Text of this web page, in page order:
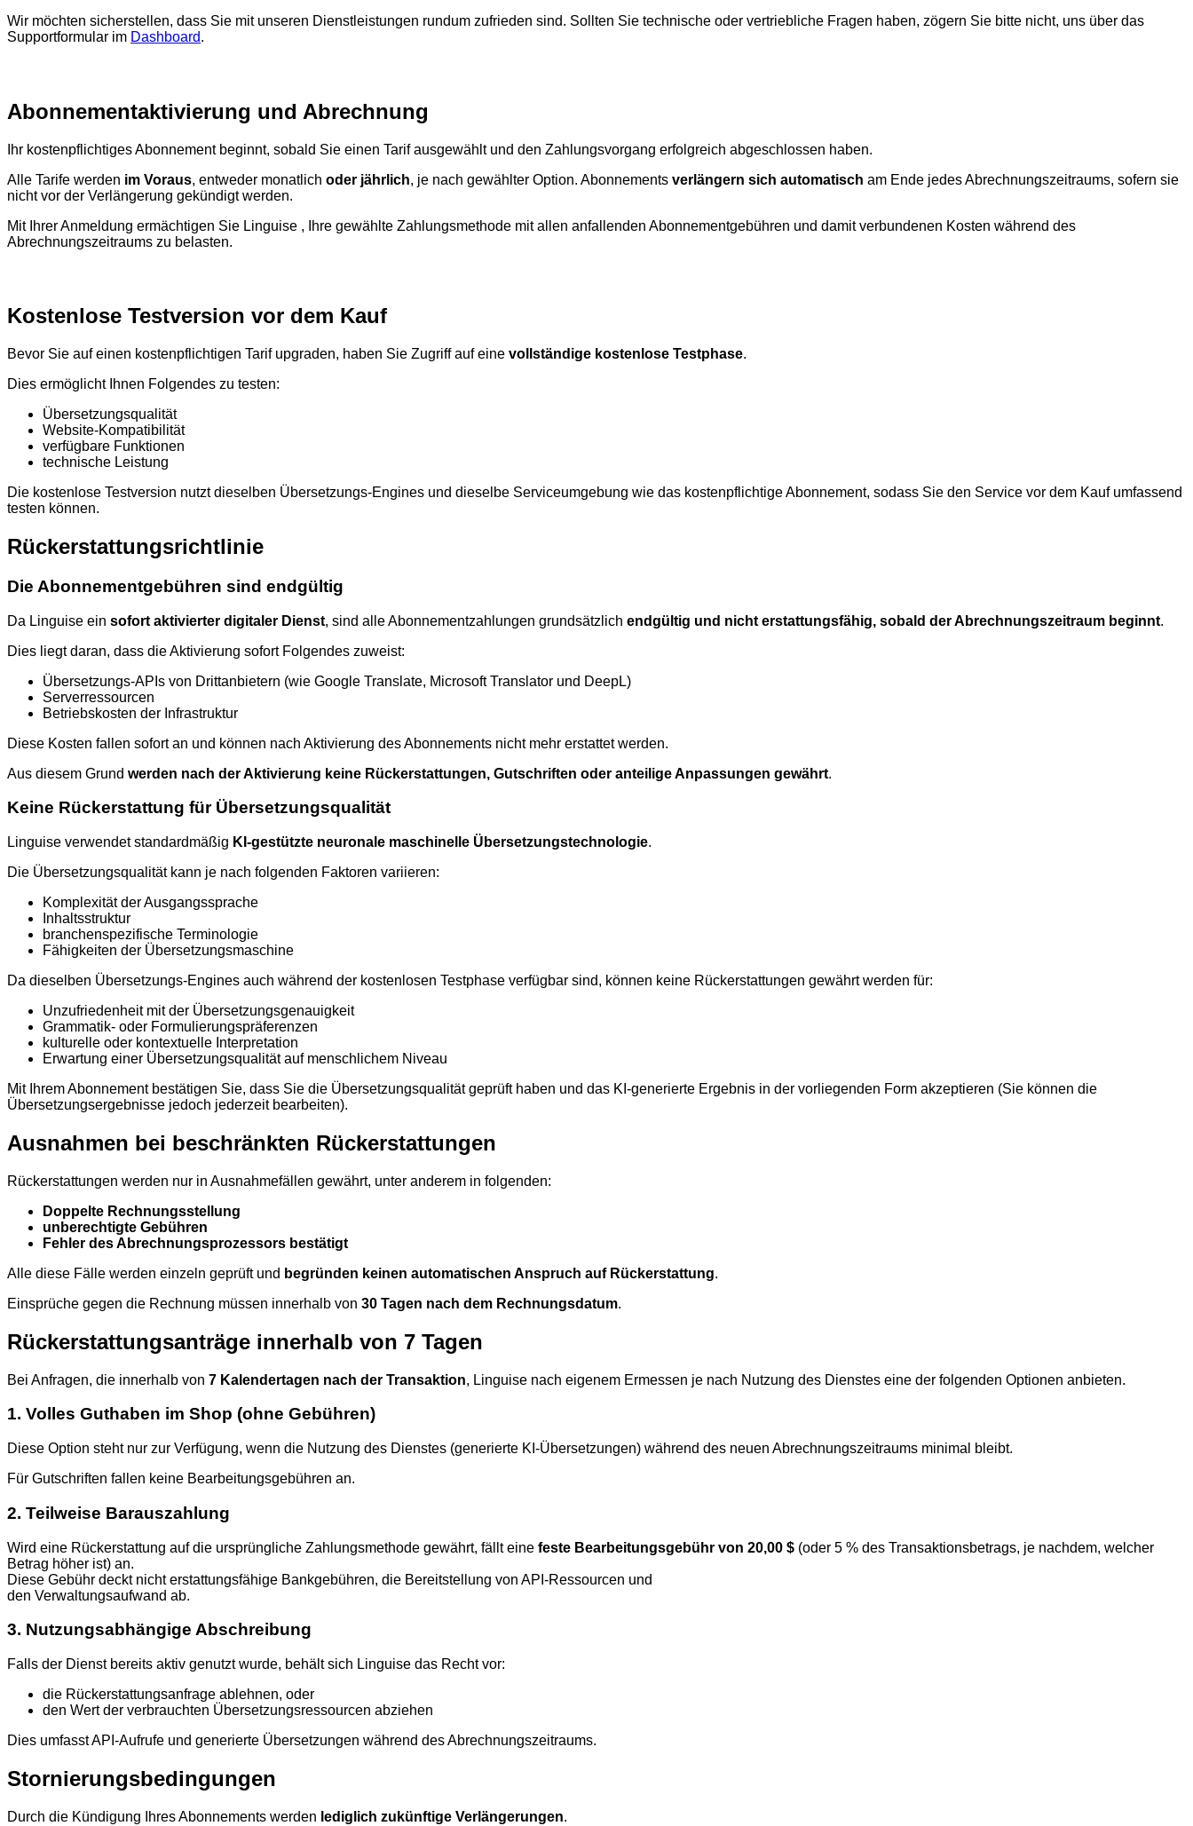
Wir möchten sicherstellen, dass Sie mit unseren Dienstleistungen rundum zufrieden sind. Sollten Sie technische oder vertriebliche Fragen haben, zögern Sie bitte nicht, uns über das
Supportformular im Dashboard.
Abonnementaktivierung und Abrechnung
Ihr kostenpflichtiges Abonnement beginnt, sobald Sie einen Tarif ausgewählt und den Zahlungsvorgang erfolgreich abgeschlossen haben.
Alle Tarife werden im Voraus, entweder monatlich oder jährlich, je nach gewählter Option. Abonnements verlängern sich automatisch am Ende jedes Abrechnungszeitraums, sofern sie
nicht vor der Verlängerung gekündigt werden.
Mit Ihrer Anmeldung ermächtigen Sie Linguise , Ihre gewählte Zahlungsmethode mit allen anfallenden Abonnementgebühren und damit verbundenen Kosten während des
Abrechnungszeitraums zu belasten.
Kostenlose Testversion vor dem Kauf
Bevor Sie auf einen kostenpflichtigen Tarif upgraden, haben Sie Zugriff auf eine vollständige kostenlose Testphase.
Dies ermöglicht Ihnen Folgendes zu testen:
Übersetzungsqualität
Website-Kompatibilität
verfügbare Funktionen
technische Leistung
Die kostenlose Testversion nutzt dieselben Übersetzungs-Engines und dieselbe Serviceumgebung wie das kostenpflichtige Abonnement, sodass Sie den Service vor dem Kauf umfassend
testen können.
Rückerstattungsrichtlinie
Die Abonnementgebühren sind endgültig
Da Linguise ein sofort aktivierter digitaler Dienst, sind alle Abonnementzahlungen grundsätzlich endgültig und nicht erstattungsfähig, sobald der Abrechnungszeitraum beginnt.
Dies liegt daran, dass die Aktivierung sofort Folgendes zuweist:
Übersetzungs-APIs von Drittanbietern (wie Google Translate, Microsoft Translator und DeepL)
Serverressourcen
Betriebskosten der Infrastruktur
Diese Kosten fallen sofort an und können nach Aktivierung des Abonnements nicht mehr erstattet werden.
Aus diesem Grund werden nach der Aktivierung keine Rückerstattungen, Gutschriften oder anteilige Anpassungen gewährt.
Keine Rückerstattung für Übersetzungsqualität
Linguise verwendet standardmäßig KI-gestützte neuronale maschinelle Übersetzungstechnologie.
Die Übersetzungsqualität kann je nach folgenden Faktoren variieren:
Komplexität der Ausgangssprache
Inhaltsstruktur
branchenspezifische Terminologie
Fähigkeiten der Übersetzungsmaschine
Da dieselben Übersetzungs-Engines auch während der kostenlosen Testphase verfügbar sind, können keine Rückerstattungen gewährt werden für:
Unzufriedenheit mit der Übersetzungsgenauigkeit
Grammatik- oder Formulierungspräferenzen
kulturelle oder kontextuelle Interpretation
Erwartung einer Übersetzungsqualität auf menschlichem Niveau
Mit Ihrem Abonnement bestätigen Sie, dass Sie die Übersetzungsqualität geprüft haben und das KI-generierte Ergebnis in der vorliegenden Form akzeptieren (Sie können die
Übersetzungsergebnisse jedoch jederzeit bearbeiten).
Ausnahmen bei beschränkten Rückerstattungen
Rückerstattungen werden nur in Ausnahmefällen gewährt, unter anderem in folgenden:
Doppelte Rechnungsstellung
unberechtigte Gebühren
Fehler des Abrechnungsprozessors bestätigt
Alle diese Fälle werden einzeln geprüft und begründen keinen automatischen Anspruch auf Rückerstattung.
Einsprüche gegen die Rechnung müssen innerhalb von 30 Tagen nach dem Rechnungsdatum.
Rückerstattungsanträge innerhalb von 7 Tagen
Bei Anfragen, die innerhalb von 7 Kalendertagen nach der Transaktion, Linguise nach eigenem Ermessen je nach Nutzung des Dienstes eine der folgenden Optionen anbieten.
1. Volles Guthaben im Shop (ohne Gebühren)
Diese Option steht nur zur Verfügung, wenn die Nutzung des Dienstes (generierte KI-Übersetzungen) während des neuen Abrechnungszeitraums minimal bleibt.
Für Gutschriften fallen keine Bearbeitungsgebühren an.
2. Teilweise Barauszahlung
Wird eine Rückerstattung auf die ursprüngliche Zahlungsmethode gewährt, fällt eine feste Bearbeitungsgebühr von 20,00 $ (oder 5 % des Transaktionsbetrags, je nachdem, welcher
Betrag höher ist) an.
Diese Gebühr deckt nicht erstattungsfähige Bankgebühren, die Bereitstellung von API-Ressourcen und
den Verwaltungsaufwand ab.
3. Nutzungsabhängige Abschreibung
Falls der Dienst bereits aktiv genutzt wurde, behält sich Linguise das Recht vor:
die Rückerstattungsanfrage ablehnen, oder
den Wert der verbrauchten Übersetzungsressourcen abziehen
Dies umfasst API-Aufrufe und generierte Übersetzungen während des Abrechnungszeitraums.
Stornierungsbedingungen
Durch die Kündigung Ihres Abonnements werden lediglich zukünftige Verlängerungen.